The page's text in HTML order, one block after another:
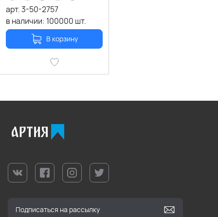
арт.3-50-2757
в наличии: 100000 шт.
В корзину